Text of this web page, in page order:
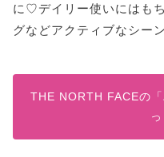
に♡デイリー使いにはも
グなどアクティブなシー
THE NORTH FACEの